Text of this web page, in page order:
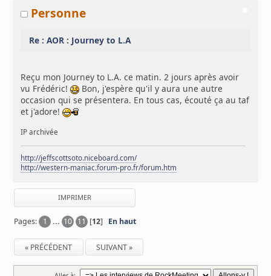
Personne
Re : AOR : Journey to L.A
Reçu mon Journey to L.A. ce matin. 2 jours après avoir
vu Frédéric!
Bon, j'espère qu'il y aura une autre
occasion qui se présentera. En tous cas, écouté ça au taf
et j'adore!
IP archivée
http://jeffscottsoto.niceboard.com/
http://western-maniac.forum-pro.fr/forum.htm
IMPRIMER
Pages: 1 ... 10 11 [12] En haut
« PRÉCÉDENT SUIVANT »